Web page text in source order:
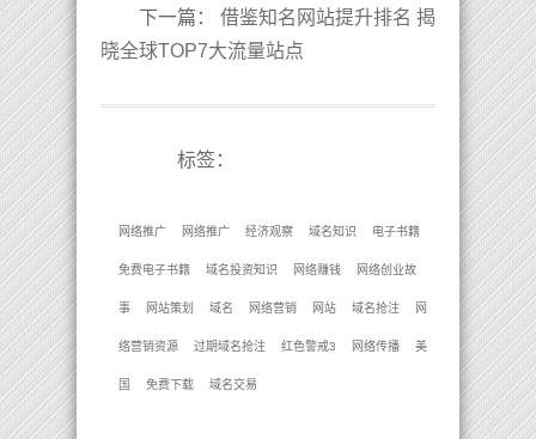
下一篇 ： 借鉴知名网站提升排名 揭
晓全球TOP7大流量站点
标签：
网络推广 网络推广 经济观察 域名知识 电子书籍
免费电子书籍 域名投资知识 网络赚钱 网络创业故
事 网站策划 域名 网络营销 网站 域名抢注 网
络营销资源 过期域名抢注 红色警戒3 网络传播 美
国 免费下载 域名交易